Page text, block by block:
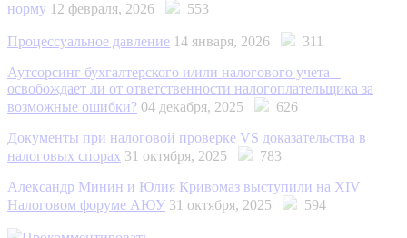
норму 12 февраля, 2026 553
Процессуальное давление 14 января, 2026
311
Аутсорсинг бухгалтерского и/или налогового учета –
освобождает ли от ответственности налогоплательщика за
возможные ошибки? 04 декабря, 2025
626
Документы при налоговой проверке VS доказательства в
налоговых спорах 31 октября, 2025
783
Александр Минин и Юлия Кривомаз выступили на XIV
Налоговом форуме АЮУ 31 октября, 2025 594